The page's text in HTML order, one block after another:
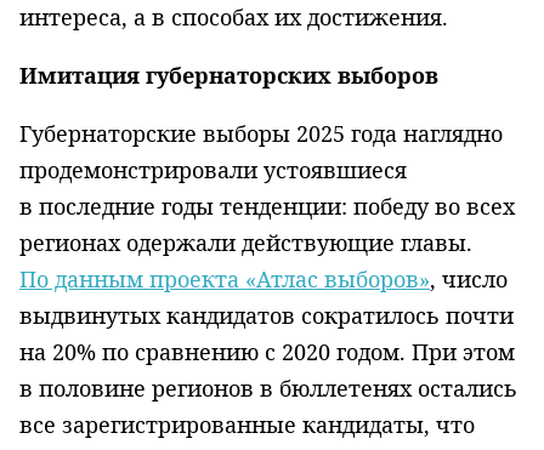
интереса, а в способах их достижения.
Имитация губернаторских выборов
Губернаторские выборы 2025 года наглядно
продемонстрировали устоявшиеся
в последние годы тенденции: победу во всех
регионах одержали действующие главы.
По данным проекта «Атлас выборов», число
выдвинутых кандидатов сократилось почти
на 20% по сравнению с 2020 годом. При этом
в половине регионов в бюллетенях остались
все зарегистрированные кандидаты, что